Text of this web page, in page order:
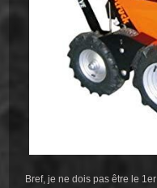
Bref, je ne dois pas être le 1er